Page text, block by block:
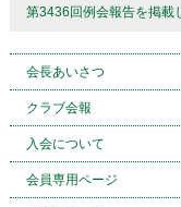
第3436回例会報告を掲載
会長あいさつ
クラブ会報
入会について
会員専用ページ